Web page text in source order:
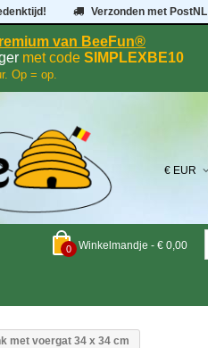
Verzonden met PostNL
van BeeFun®
met codeSIMPLEXBE10
Op = op.
€ EUR
0 Winkelmandje - € 0,00
met voergat 34 x 34 cm